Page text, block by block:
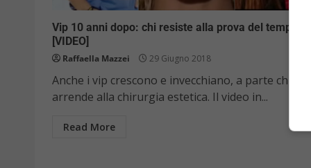
Vip 10 anni dopo: chi resiste alla prova del tempo?
[VIDEO]
Raffaella Mazzei 29 Giugno 2018
Anche i vip crescono e invecchiano, a parte chi si
arrende alla chirurgia estetica. Il video in...
Read More